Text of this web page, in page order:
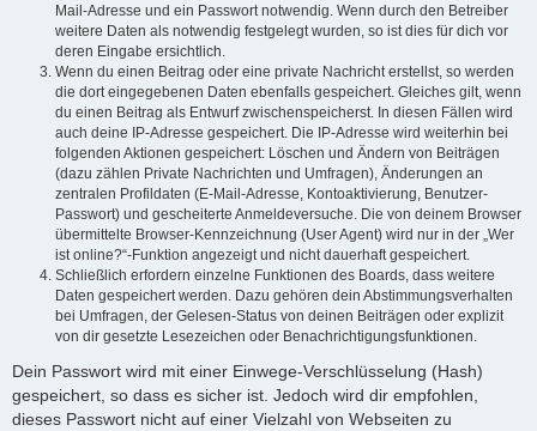
Mail-Adresse und ein Passwort notwendig. Wenn durch den Betreiber
weitere Daten als notwendig festgelegt wurden, so ist dies für dich vor
deren Eingabe ersichtlich.
Wenn du einen Beitrag oder eine private Nachricht erstellst, so werden
die dort eingegebenen Daten ebenfalls gespeichert. Gleiches gilt, wenn
du einen Beitrag als Entwurf zwischenspeicherst. In diesen Fällen wird
auch deine IP-Adresse gespeichert. Die IP-Adresse wird weiterhin bei
folgenden Aktionen gespeichert: Löschen und Ändern von Beiträgen
(dazu zählen Private Nachrichten und Umfragen), Änderungen an
zentralen Profildaten (E-Mail-Adresse, Kontoaktivierung, Benutzer-
Passwort) und gescheiterte Anmeldeversuche. Die von deinem Browser
übermittelte Browser-Kennzeichnung (User Agent) wird nur in der „Wer
ist online?“-Funktion angezeigt und nicht dauerhaft gespeichert.
Schließlich erfordern einzelne Funktionen des Boards, dass weitere
Daten gespeichert werden. Dazu gehören dein Abstimmungsverhalten
bei Umfragen, der Gelesen-Status von deinen Beiträgen oder explizit
von dir gesetzte Lesezeichen oder Benachrichtigungsfunktionen.
Dein Passwort wird mit einer Einwege-Verschlüsselung (Hash)
gespeichert, so dass es sicher ist. Jedoch wird dir empfohlen,
dieses Passwort nicht auf einer Vielzahl von Webseiten zu